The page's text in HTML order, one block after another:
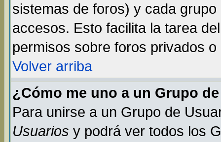
sistemas de foros) y cada
accesos. Esto facilita la tarea
permisos sobre foros privados
Volver arriba
¿Cómo me uno a un Grupo
Para unirse a un Grupo de
Usuarios y podrá ver todos los